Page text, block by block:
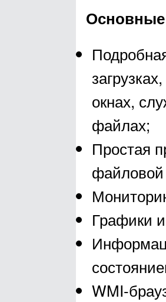
Основные
окнах,
файлах;
Простая
Графики
WMI-